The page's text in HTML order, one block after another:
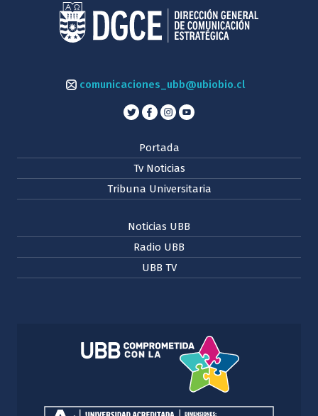
comunicaciones_ubb@ubiobio.cl
Portada
Tv Noticias
Tribuna Universitaria
Noticias UBB
Radio UBB
UBB TV